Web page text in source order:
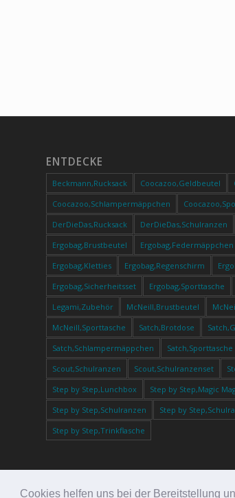
Cookies helfen uns bei der Bereitstellung
ENTDECKE
Beckmann,Rucksack Coocazoo,Geldbeutel
Coocazoo,Schlampermäppchen
DerDieDas,Rucksack
DerDieDas,Schulranzen
Ergobag,Brustbeutel
Ergobag,Federmäppchen
Ergobag,Kletties
Ergobag,Regenschirm
Ergobag,Sicherheitsset
Ergobag,Sporttasche
Legami,Zubehör
McNeill,Brustbeutel
McNeill,Sporttasche
Satch,Brotdose
Satch,Schlampermäppchen
Satch,Sporttasche
Scout,Schulranzen
Scout,Schulranzenset
Step by Step,Lunchbox
Step by Step,Magic
Step by Step,Schulranzen
Step by
Step by Step,Trinkflasche